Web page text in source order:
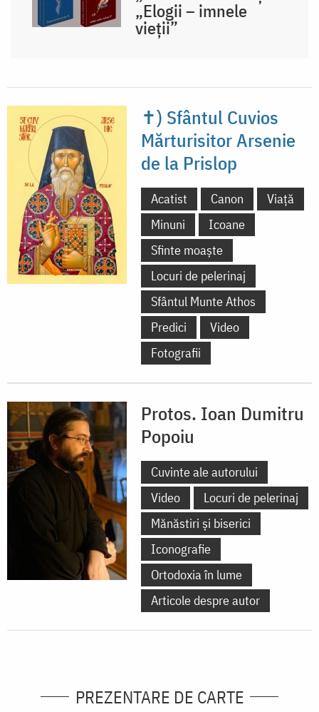
„Elogii – imnele
vieții”
✝) Sfântul Cuvios
Mărturisitor Arsenie
de la Prislop
Acatist Canon
Viață
Minuni
Icoane
Sfinte moaște
Locuri de pelerinaj
Sfântul Munte Athos
Predici
Video
Fotografii
Protos. Ioan Dumitru
Popoiu
Cuvinte ale autorului
Video
Locuri de pelerinaj
Mănăstiri și biserici
Iconografie
Ortodoxia în lume
Articole despre autor
PREZENTARE DE CARTE